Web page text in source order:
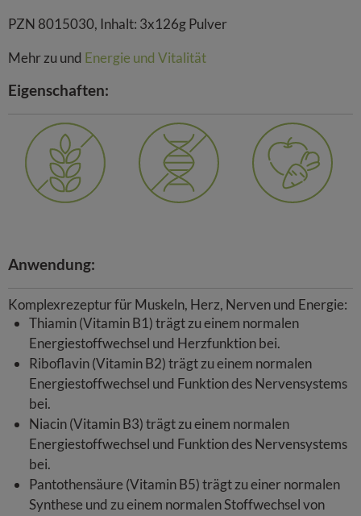
PZN 8015030, Inhalt: 3x126g Pulver
Mehr zu und Energie und Vitalität
Eigenschaften:
Anwendung:
Komplexrezeptur für Muskeln, Herz, Nerven und Energie:
Thiamin (Vitamin B1) trägt zu einem normalen
Energiestoffwechsel und Herzfunktion bei.
Riboflavin (Vitamin B2) trägt zu einem normalen
Energiestoffwechsel und Funktion des Nervensystems
bei.
Niacin (Vitamin B3) trägt zu einem normalen
Energiestoffwechsel und Funktion des Nervensystems
bei.
Pantothensäure (Vitamin B5) trägt zu einer normalen
Synthese und zu einem normalen Stoffwechsel von